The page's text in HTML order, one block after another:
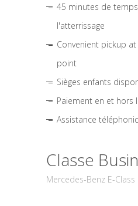
45 minutes de
l'atterrissage
Convenient pickup
point
Sièges enfants
Paiement en et hors
Assistance
Classe
Mercedes-Benz E-